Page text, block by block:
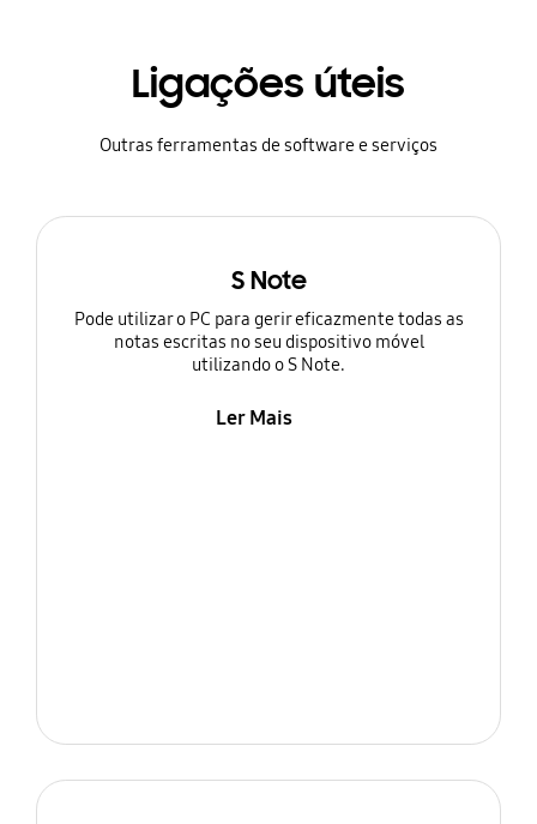
Ligações úteis
Outras ferramentas de software e serviços
S Note
Pode utilizar o PC para gerir eficazmente todas as
notas escritas no seu dispositivo móvel
utilizando o S Note.
Ler Mais